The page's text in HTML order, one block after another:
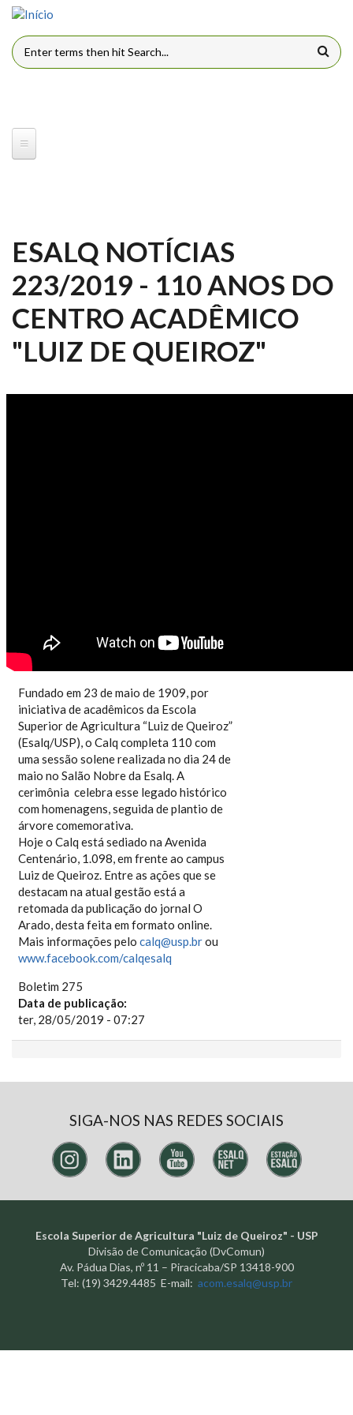
Pular para o conteúdo principal
FORMULÁRIO DE BUSCA
ESALQ NOTÍCIAS
223/2019 - 110 ANOS DO
CENTRO ACADÊMICO
"LUIZ DE QUEIROZ"
Fundado em 23 de maio de 1909, por
iniciativa de acadêmicos da Escola
Superior de Agricultura “Luiz de Queiroz”
(Esalq/USP), o Calq completa 110 com
uma sessão solene realizada no dia 24 de
maio no Salão Nobre da Esalq. A
cerimônia celebra esse legado histórico
com homenagens, seguida de plantio de
árvore comemorativa.
Hoje o Calq está sediado na Avenida
Centenário, 1.098, em frente ao campus
Luiz de Queiroz. Entre as ações que se
destacam na atual gestão está a
retomada da publicação do jornal O
Arado, desta feita em formato online.
Mais informações pelo calq@usp.brou
www.facebook.com/calqesalq
Boletim 275
Data de publicação:
ter, 28/05/2019 - 07:27
SIGA-NOS NAS REDES SOCIAIS
Escola Superior de Agricultura "Luiz de Queiroz" - USP
Divisão de Comunicação (DvComun)
Av. Pádua Dias, nº 11 – Piracicaba/SP 13418-900
Tel: (19) 3429.4485 E-mail: acom.esalq@usp.br